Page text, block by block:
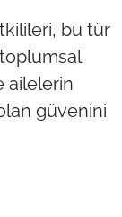
bu tür
ailelerin
güvenini